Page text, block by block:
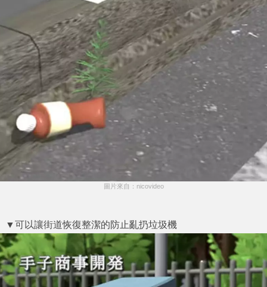
圖片來自：nicovideo
▼可以讓街道恢復整潔的防止亂扔垃圾機